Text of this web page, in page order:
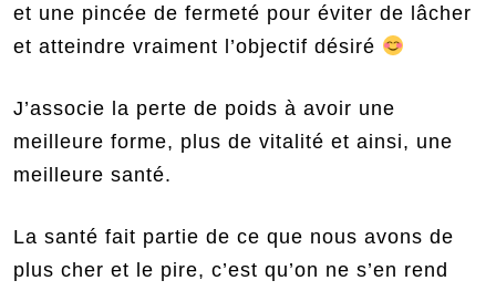
et une pincée de fermeté pour éviter de lâcher
et atteindre vraiment l’objectif désiré
J’associe la perte de poids à avoir une
meilleure forme, plus de vitalité et ainsi, une
meilleure santé.
La santé fait partie de ce que nous avons de
plus cher et le pire, c’est qu’on ne s’en rend